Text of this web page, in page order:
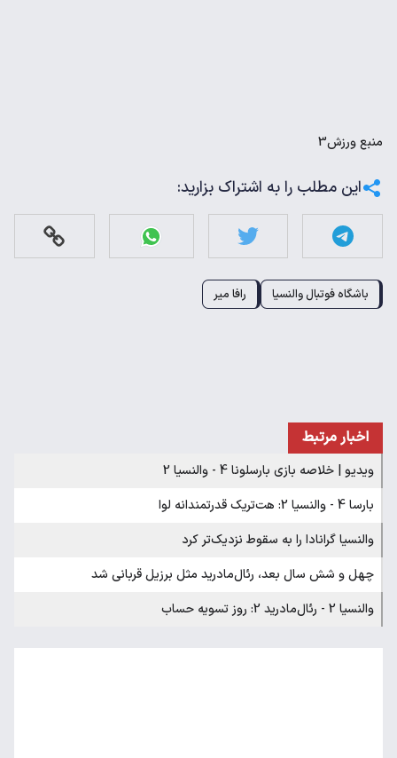
منبعورزش3
این مطلب را به اشتراک بزارید:
باشگاه فوتبال والنسیا رافا میر
اخبار مرتبط
ویدیو | خلاصه بازی بارسلونا 4 - والنسیا 2
بارسا 4 - والنسیا 2: هت‌تریک قدرتمندانه لوا
والنسیا گرانادا را به سقوط نزدیک‌تر کرد
چهل و شش سال بعد، رئال‌مادرید مثل برزیل قربانی شد
والنسیا 2 - رئال‌مادرید 2: روز تسویه حساب